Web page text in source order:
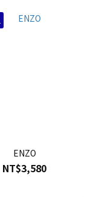
ENZO
NT$3,580